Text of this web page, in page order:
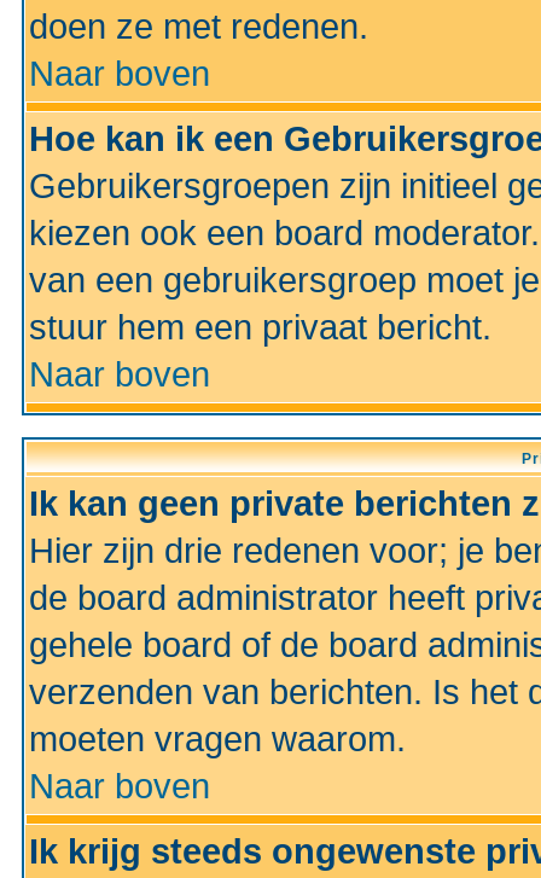
doen ze met redenen.
Naar boven
Hoe kan ik een
Gebruikersgroepen zijn initieel
kiezen ook een board
van een gebruikersgroep moet
stuur hem een privaat bericht.
Naar boven
Ik kan geen private berichten
Hier zijn drie redenen voor; je
de board administrator heeft
gehele board of de board
verzenden van berichten. Is het
moeten vragen waarom.
Naar boven
Ik krijg steeds ongewenste